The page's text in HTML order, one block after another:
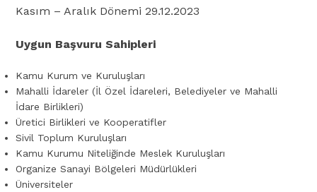
Kasım – Aralık Dönemi 29.12.2023
Uygun Başvuru Sahipleri
Kamu Kurum ve Kuruluşları
Mahalli İdareler (İl Özel İdareleri, Belediyeler ve Mahalli
İdare Birlikleri)
Üretici Birlikleri ve Kooperatifler
Sivil Toplum Kuruluşları
Kamu Kurumu Niteliğinde Meslek Kuruluşları
Organize Sanayi Bölgeleri Müdürlükleri
Üniversiteler